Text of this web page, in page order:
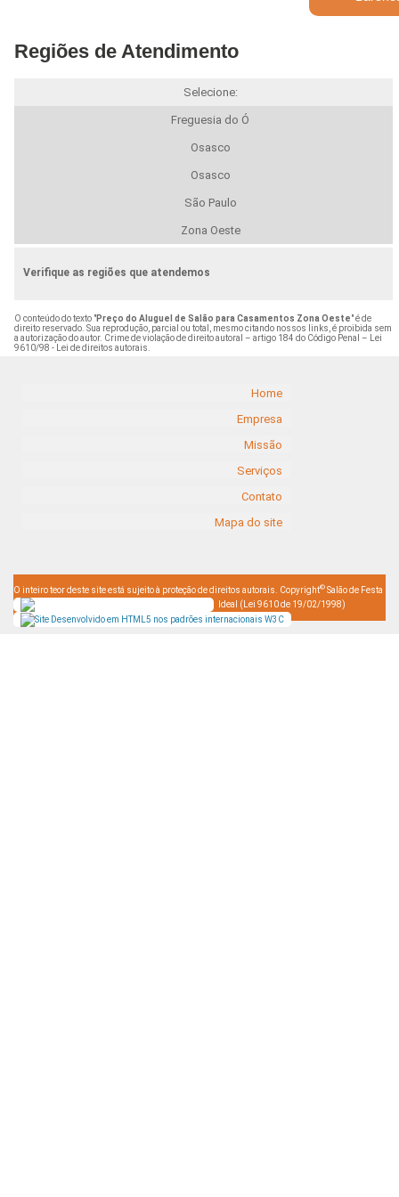
Regiões de Atendimento
Selecione:
Freguesia do Ó
Osasco
Osasco
São Paulo
Zona Oeste
Verifique as regiões que atendemos
O conteúdo do texto "Preço do Aluguel de Salão para Casamentos Zona Oeste" é de
direito reservado. Sua reprodução, parcial ou total, mesmo citando nossos links, é proibida sem
a autorização do autor. Crime de violação de direito autoral – artigo 184 do Código Penal –
Lei
9610/98 - Lei de direitos autorais
Home
Empresa
Missão
Serviços
Contato
Mapa do site
O inteiro teor deste site está sujeito à proteção de direitos autorais. Copyright© Salão de Festa
Ideal (Lei 9610 de 19/02/1998)